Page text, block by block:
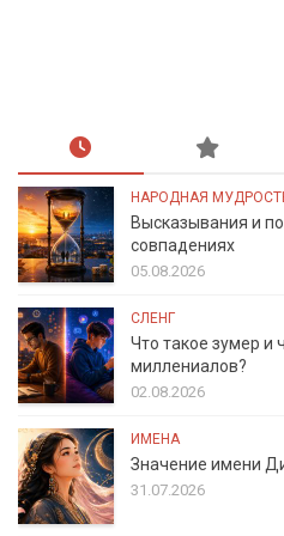
НАРОДНАЯ
Высказывания и
совпадениях
05.08.2026
СЛЕНГ
Что такое зумер и
миллениалов?
02.08.2026
ИМЕНА
Значение имени
31.07.2026